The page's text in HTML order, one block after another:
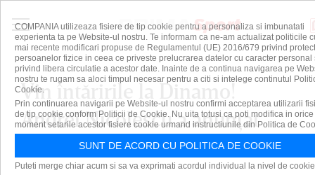
Vin întăririle la Dinamo!
Andrei Nicolescu a anunţat
transferurile verii
COMPANIA utilizeaza fisiere de tip cookie pentru a personaliza si imbunatati
experienta ta pe Website-ul nostru. Te informam ca ne-am actualizat politicile
mai recente modificari propuse de Regulamentul (UE) 2016/679 privind
persoanelor fizice in ceea ce priveste prelucrarea datelor cu caracter personal
privind libera circulatie a acestor date. Inainte de a continua navigarea pe
nostru te rugam sa aloci timpul necesar pentru a citi si intelege continutul
Cookie.
Prin continuarea navigarii pe Website-ul nostru confirmi acceptarea utilizarii
de tip cookie conform Politicii de Cookie. Nu uita totusi ca poti modifica in orice
moment setarile acestor fisiere cookie urmand instructiunile din Politica de
SUNT DE ACORD CU POLITICA DE COOKIE
Puteti merge chiar acum si sa va exprimati acordul individual la nivel de